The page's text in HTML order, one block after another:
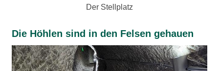
Der Stellplatz
Die Höhlen sind in den Felsen gehauen